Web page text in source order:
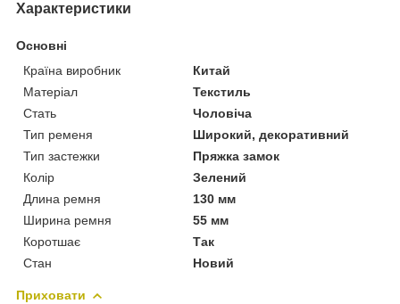
Характеристики
Основні
Країна виробник
Китай
Матеріал
Текстиль
Стать
Чоловіча
Тип ременя
Широкий, декоративний
Тип застежки
Пряжка замок
Колір
Зелений
Длина ремня
130 мм
Ширина ремня
55 мм
Коротшає
Так
Стан
Новий
Приховати